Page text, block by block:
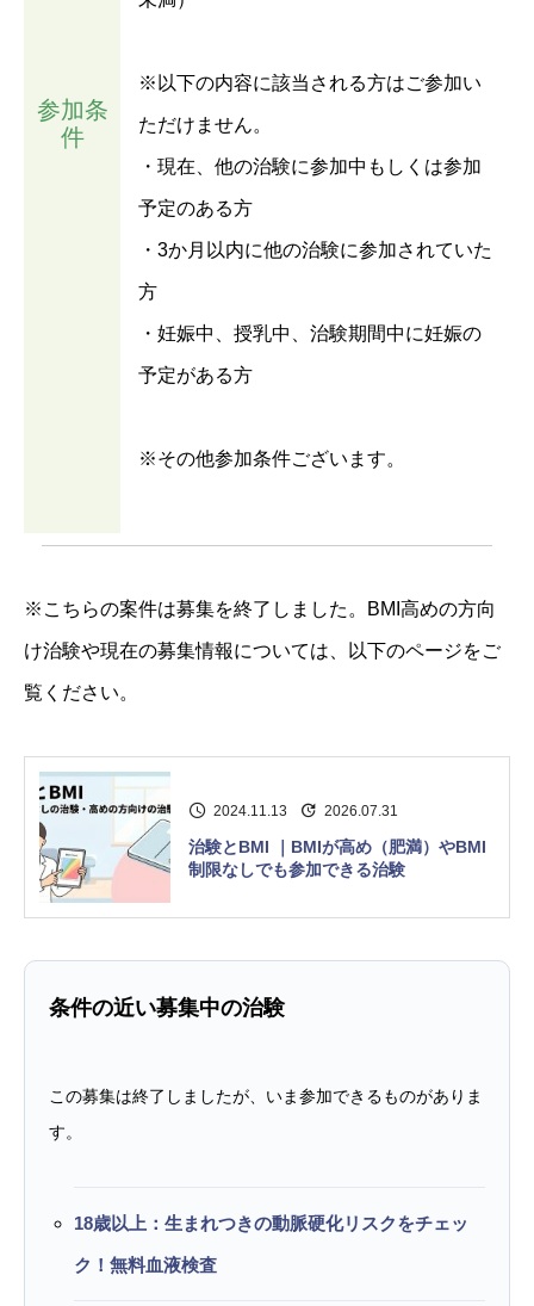
参加条
件
※以下の内容に該当される方はご参加い
ただけません。
・現在、他の治験に参加中もしくは参加
予定のある方
・3か月以内に他の治験に参加されていた
方
・妊娠中、授乳中、治験期間中に妊娠の
予定がある方
※その他参加条件ございます。
※こちらの案件は募集を終了しました。BMI高めの方向
け治験や現在の募集情報については、以下のページをご
覧ください。
2024.11.13 2026.07.31
治験とBMI ｜BMIが高め（肥満）やBMI
制限なしでも参加できる治験
条件の近い募集中の治験
この募集は終了しましたが、いま参加できるものがありま
す。
18歳以上：生まれつきの動脈硬化リスクをチェッ
ク！無料血液検査